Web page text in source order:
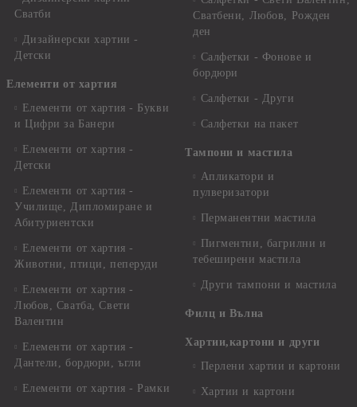
Сватби
Дизайнерски хартии -
Детски
Елементи от хартия
Елементи от хартия - Букви
и Цифри за Банери
Елементи от хартия -
Детски
Елементи от хартия -
Училище, Дипломиране и
Абитуриентски
Елементи от хартия -
Животни, птици, пеперуди
Елементи от хартия -
Любов, Сватба, Свети
Валентин
Елементи от хартия -
Дантели, бордюри, ъгли
Елементи от хартия - Рамки
Сватбени, Любов, Рожден
ден
Салфетки - Фонове и
бордюри
Салфетки - Други
Салфетки на пакет
Тампони и мастила
Апликатори и
пулверизатори
Перманентни мастила
Пигментни, багрилни и
тебеширени мастила
Други тампони и мастила
Филц и Вълна
Хартии,картони и други
Перлени хартии и картони
Хартии и картони